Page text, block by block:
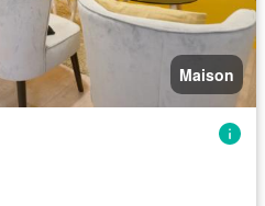
Maison